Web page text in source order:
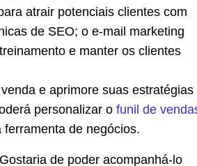
atrair potenciais clientes com
de SEO; o e-mail marketing
e manter os clientes
e aprimore suas estratégias
personalizar o funil de
de negócios.
de poder acompanhá-lo